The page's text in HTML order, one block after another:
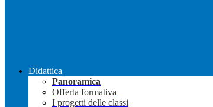
Didattica
Panoramica
Offerta formativa
I progetti delle classi